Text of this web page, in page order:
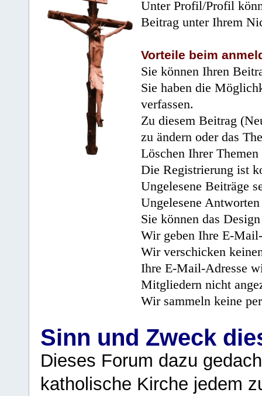
Unter Profil/Profil
Beitrag unter Ihrem
Vorteile beim
Sie können Ihren
Sie haben die
verfassen.
Zu diesem Beitrag
zu ändern oder das
Löschen Ihrer
Die Registrierung ist
Ungelesene Beiträge
Ungelesene
Sie können das
Wir geben Ihre E-
Wir verschicken
Ihre E-Mail-Adresse
Mitgliedern nicht
Wir sammeln keine
Sinn und Zweck
Dieses Forum dazu
katholische Kirche jedem